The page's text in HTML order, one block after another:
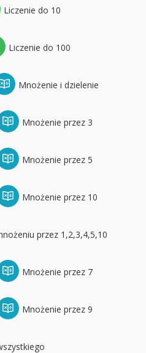
Liczenie do 10
Liczenie do 100
Mnożenie i dzielenie
Mnożenie przez 3
Mnożenie przez 5
Mnożenie przez 10
przez 1,2,3,4,5,10
Mnożenie przez 7
Mnożenie przez 9